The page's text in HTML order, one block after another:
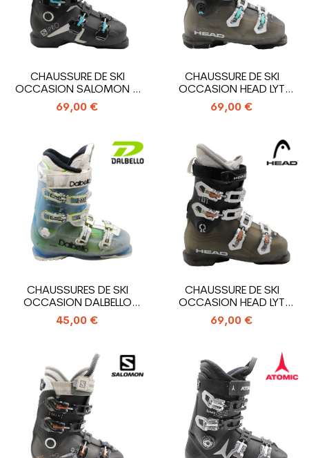
CHAUSSURE DE SKI
OCCASION SALOMON S
PRO R90 W
69,00 €
CHAUSSURE DE SKI
OCCASION HEAD LYT
EDGE 7
69,00 €
CHAUSSURES DE SKI
OCCASION DALBELLO
AVANTI LTD W
45,00 €
CHAUSSURE DE SKI
OCCASION HEAD LYT
NEXO 8
69,00 €